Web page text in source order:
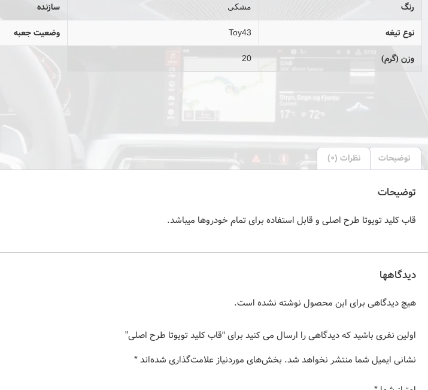
رنگ مشکی سازنده
نوع تیغه Toy43 وضعیت جعبه
وزن (گرم) 20
توضیحات نظرات (0)
توضیحات
قاب کلید تویوتا طرح اصلی و قابل استفاده برای تمام خودروها میباشد.
دیدگاهها
هیچ دیدگاهی برای این محصول نوشته نشده است.
اولین نفری باشید که دیدگاهی را ارسال می کنید برای “قاب کلید تویوتا طرح اصلی”
نشانی ایمیل شما منتشر نخواهد شد. بخش‌های موردنیاز علامت‌گذاری شده‌اند*